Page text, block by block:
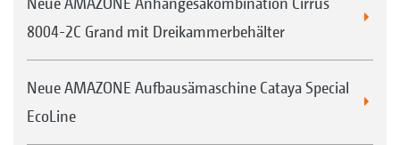
8004-2C Grand mit Dreikammerbehälter
Neue AMAZONE Aufbausämaschine Cataya Special
EcoLine